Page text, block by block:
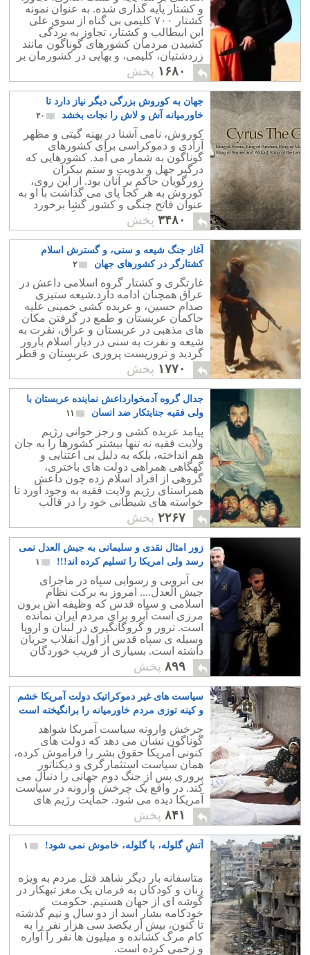
و کشتار پایه گذاری شده. به عنوان نمونه
کشتار ۷۰۰ کلیمی بی گناه از سوی علی
ابن ابیطالب و کشتار، تجاوز به بردگی
کشیدن مردمان کشورهای گوناگون مانند
زردشتیان، کلیمی، و بهایی در کشورمان بر
اساس دستورات اسلام ناب محمدی بوده
است.
۱۶۸۰ پخش
جهان به کوروش بزرگی دیگر نیاز دارد تا
خاورمیانه آش و لاش را نجات بخشد
۲۰
کوروش، نامی آشنا در پهنه گیتی و مظهر
آزادی و دموکراسی برای کشورهای
گوناگون به شمار می آمد. کشورهایی که
درگیر جهل و بدویت و ستم بیکران
زورگویان حاکم بر آنان بود. از این روی،
کوروش به هر کجا پای می گذاشت با او به
عنوان فاتح جنگی و کشور گشا برخورد
نمی شد. بلکه مورد ستایش وگرامی داشت
مردم قرار می گرفت.
۳۴۸۰ پخش
آغاز جنگ شیعه و سنی، و گسترش اسلام
کشتارگر در کشورهای جهان
۲
غارتگری و کشتار گروه اسلامی داعش در
عراق همچنان ادامه دارد.شیعه ستیزی
صدام حسین، و عربده کشی خمینی علیه
حاکمان عربستان و طمع در گرفتن مکان
های مذهبی در عربستان و عراق، نفرت به
شیعه و نفرت به سنی در دیار اسلام بارور
گردید و تروریست پروری عربستان و قطر
با کمک های آمریکا موجب برانگیختن این
گروههاشد.
۱۷۷۰ پخش
جدال گروه آدمخوارداعش نماینده عربستان با
ولی فقیه جنایتکار ضد انسان
۱۱
پیامد عربده کشی و رجز خوانی رژیم
ولایت فقیه نه تنها بیشتر کشورها را به جان
هم انداخته، بلکه به دلیل بی اعتنایی و
گهگاهی همراهی دولت های باختری،
گروهی از افراد اسلام زده چون داعش
همراستای رژیم ولایت فقیه به وجود آورد تا
خواسته های شیطانی خود را در قالب
شریعه و دستورات عقب افتاده اسلامی
پیاده کند.
۲۲۶۷ پخش
زور امثال نقدی و سلیمانی به جیش العدل نمی
رسد ولی امریکا را تسلیم کرده اند!!!
۱
بی آبرویی و رسوایی سپاه در ماجرای
جیش العدل.... امروز به برکت نظام
اسلامی و سپاه قدس که وظیفه اش برون
مرزی است آبرو برای مردم ایران نمانده
است. ترور و گروگانگیری در لبنان و اروپا
وسیله ی سپاه قدس از اول انقلاب جریان
داشته است. بسیاری از فریب خوردگان
داخلی که نمی دانند کار سپاه قدس تنها
ترور و خرابکاری است ،همیشه داد می
زنند که: آمریکا و اسرائیل در برابر سپاه
قدس تسلیم شده اند. اما حقیقت تلخ چیز
دیگری است. حقیقت آن است که نه در
داخل و نه در خارج ،سپاه توان این را ندارد
که با گروههای کوچک مخالف برخورد کند و
امنیت مرزها را برقرار نماید. ماجرای
گروگانگیری سربازان ایرانی تنها یک نمونه
است.
۸۹۹ پخش
سیاست های غیر دموکراتیک دولت آمریکا خشم
و کینه توزی مردم خاورمیانه را برانگیخته است
چرخش وارونه سیاست آمریکا شواهد
گوناگون نشان می دهد که دولت های
کنونی آمریکا حقوق بشر را فراموش کرده،
همان سیاست استثمارگری و دیکتاتور
پروری پس از جنگ دوم جهانی را دنبال می
کند. در واقع یک چرخش وارونه در سیاست
آمریکا دیده می شود. حمایت رژیم های
ایران، سوریه، و طرفداری از جنایتکاران
مذهبی نمونه آنست.
۸۴۱ پخش
آتشِ گلوله، با گلوله، خاموش نمی شود! ۱
متاسفانه بار دیگر شاهد قتل مردم به ویژه
زنان و کودکان به فرمان یک مغز تبهکار در
گوشه ای از جهان هستیم. حکومت
خودکامه بشار اسد از دو سال و نیم گذشته
تا کنون، بیش از یکصد سی هزار نفر را به
کام مرگ کشانده و میلیون ها نفر را آواره
و زخمی کرده است.